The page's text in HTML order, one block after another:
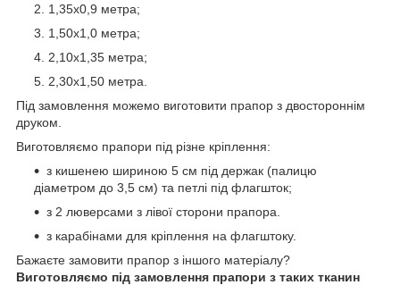
1,35х0,9 метра;
1,50х1,0 метра;
2,10х1,35 метра;
2,30х1,50 метра.
Під замовлення можемо виготовити прапор з двостороннім
друком.
Виготовляємо прапори під різне кріплення:
з кишенею шириною 5 см під держак (палицю
діаметром до 3,5 см) та петлі під флагшток;
з 2 люверсами з лівої сторони прапора.
з карабінами для кріплення на флагштоку.
Бажаєте замовити прапор з іншого матеріалу?
Виготовляємо під замовлення прапори з таких тканин